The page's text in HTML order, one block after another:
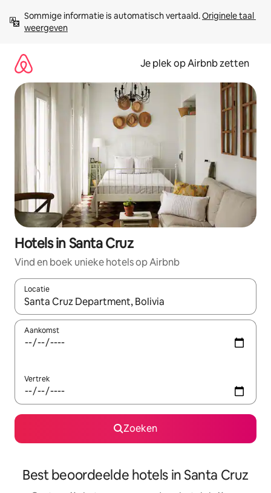
direct
naar
Sommige informatie is automatisch vertaald. Originele taal
weergeven
Je plek op Airbnb zetten
Hotels in Santa Cruz
Vind en boek unieke hotels op Airbnb
Locatie
Wanneer er resultaten beschikbaar zijn, maak je een keuze
Aankomst
Vertrek
Zoeken
Best beoordeelde hotels in Santa Cruz